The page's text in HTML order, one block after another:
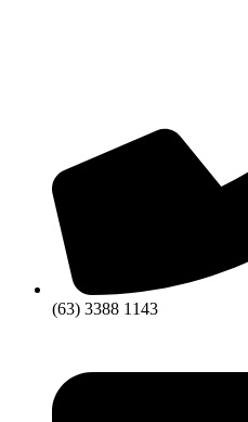
(63) 3388 1143